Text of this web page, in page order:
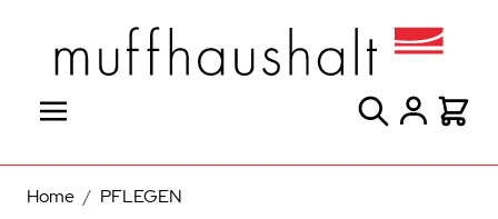
Suche
Home / PFLEGEN